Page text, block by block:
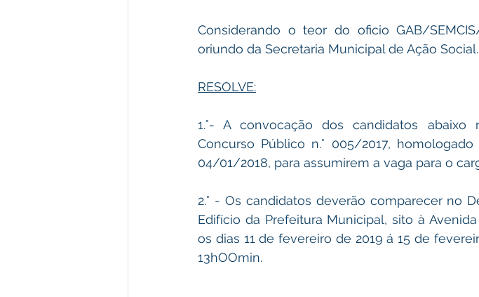
Ordem de Serviço Comunicação Eventos Esporte
Considerando o teor do oficio GAB/
oriundo da Secretaria Municipal de Ação Social.
RESOLVE:
1.°- A convocação dos candidatos abaixo
Concurso Público n.° 005/2017,
04/01/2018, para assumirem a vaga para o
2.° - Os candidatos deverão comparecer no
Edifício da Prefeitura Municipal, sito à
os dias 11 de fevereiro de 2019 á 15 de
13hOOmin.